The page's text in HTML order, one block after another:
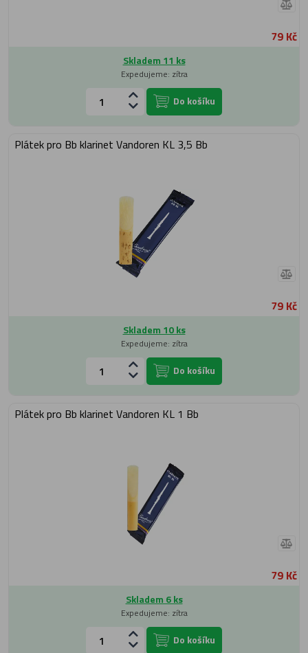
79 Kč
Skladem 11 ks
Expedujeme: zítra
Do košíku
Plátek pro Bb klarinet Vandoren KL 3,5 Bb
79 Kč
Skladem 10 ks
Expedujeme: zítra
Do košíku
Plátek pro Bb klarinet Vandoren KL 1 Bb
79 Kč
Skladem 6 ks
Expedujeme: zítra
Do košíku